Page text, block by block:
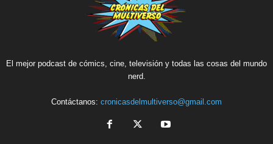
El mejor podcast de cómics, cine, televisión y todas las cosas del mundo
nerd.
Contáctanos: cronicasdelmultiverso@gmail.com